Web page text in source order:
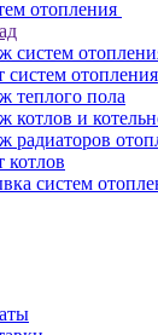
отопления
систем
систем отопления
теплого пола
котлов и
радиаторов
котлов
систем